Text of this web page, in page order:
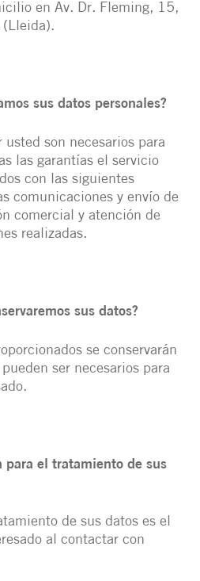
en Av. Dr. Fleming, 15,
sus datos personales?
usted son necesarios para
las garantías el servicio
con las siguientes
comunicaciones y envío de
comercial y atención de
realizadas.
sus datos?
se conservarán
ser necesarios para
para el tratamiento de sus
de sus datos es el
al contactar con